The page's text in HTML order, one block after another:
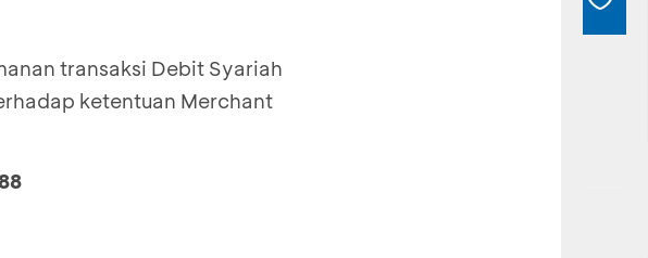
transaksi Debit Syariah
ketentuan Merchant